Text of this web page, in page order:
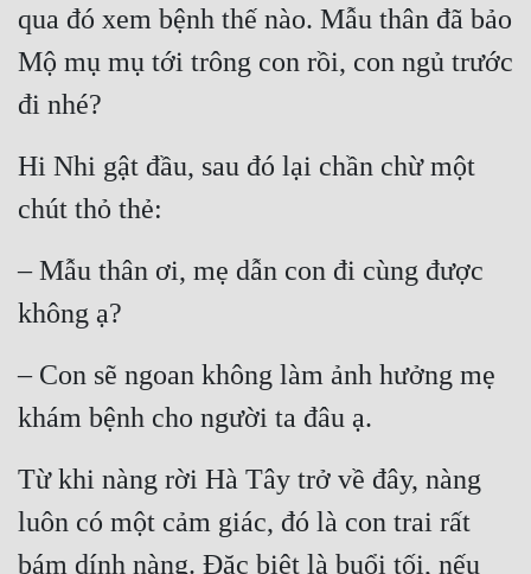
qua đó xem bệnh thế nào. Mẫu thân đã bảo
Mộ mụ mụ tới trông con rồi, con ngủ trước
đi nhé?
Hi Nhi gật đầu, sau đó lại chần chừ một
chút thỏ thẻ:
– Mẫu thân ơi, mẹ dẫn con đi cùng được
không ạ?
– Con sẽ ngoan không làm ảnh hưởng mẹ
khám bệnh cho người ta đâu ạ.
Từ khi nàng rời Hà Tây trở về đây, nàng
luôn có một cảm giác, đó là con trai rất
bám dính nàng. Đặc biệt là buổi tối, nếu